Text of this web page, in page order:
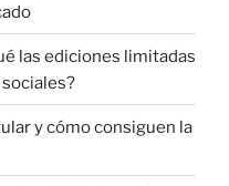
las ediciones limitadas
y cómo consiguen la